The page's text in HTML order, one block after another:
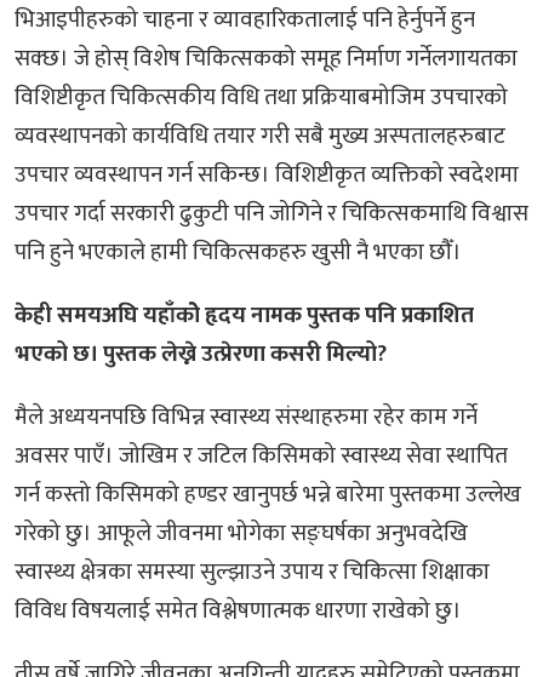
भिआइपीहरुको चाहना र व्यावहारिकतालाई पनि हेर्नुपर्ने हुन
सक्छ। जे होस् विशेष चिकित्सकको समूह निर्माण गर्नेलगायतका
विशिष्टीकृत चिकित्सकीय विधि तथा प्रक्रियाबमोजिम उपचारको
व्यवस्थापनको कार्यविधि तयार गरी सबै मुख्य अस्पतालहरुबाट
उपचार व्यवस्थापन गर्न सकिन्छ। विशिष्टीकृत व्यक्तिको स्वदेशमा
उपचार गर्दा सरकारी ढुकुटी पनि जोगिने र चिकित्सकमाथि विश्वास
पनि हुने भएकाले हामी चिकित्सकहरु खुसी नै भएका छौँ।
केही समयअघि यहाँकोे हृदय नामक पुस्तक पनि प्रकाशित
भएको छ। पुस्तक लेख्ने उत्प्रेरणा कसरी मिल्यो?
मैले अध्ययनपछि विभिन्न स्वास्थ्य संस्थाहरुमा रहेर काम गर्ने
अवसर पाएँ। जोखिम र जटिल किसिमको स्वास्थ्य सेवा स्थापित
गर्न कस्तो किसिमको हण्डर खानुपर्छ भन्ने बारेमा पुस्तकमा उल्लेख
गरेको छु। आफूले जीवनमा भोगेका सङ्घर्षका अनुभवदेखि
स्वास्थ्य क्षेत्रका समस्या सुल्झाउने उपाय र चिकित्सा शिक्षाका
विविध विषयलाई समेत विश्लेषणात्मक धारणा राखेको छु।